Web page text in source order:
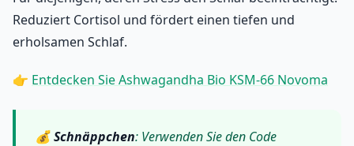
Reduziert Cortisol und fördert einen tiefen und
erholsamen Schlaf.
👉 Entdecken Sie Ashwagandha Bio KSM-66 Novoma
💰Schnäppchen: Verwenden Sie den Code